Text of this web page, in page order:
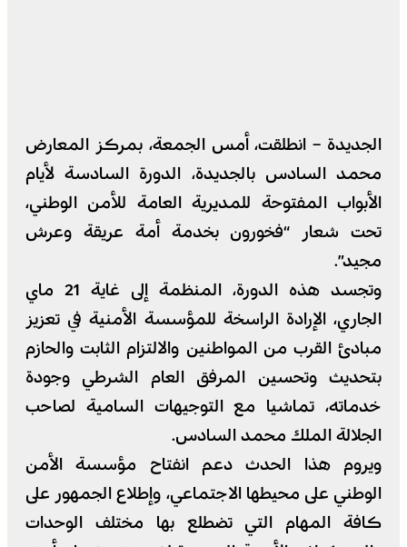
الجديدة – انطلقت، أمس الجمعة، بمركز المعارض
محمد السادس بالجديدة، الدورة السادسة لأيام
الأبواب المفتوحة للمديرية العامة للأمن الوطني،
تحت شعار “فخورون بخدمة أمة عريقة وعرش
مجيد”.
وتجسد هذه الدورة، المنظمة إلى غاية 21 ماي
الجاري، الإرادة الراسخة للمؤسسة الأمنية في تعزيز
مبادئ القرب من المواطنين والالتزام الثابت والحازم
بتحديث وتحسين المرفق العام الشرطي وجودة
خدماته، تماشيا مع التوجيهات السامية لصاحب
الجلالة الملك محمد السادس.
ويروم هذا الحدث دعم انفتاح مؤسسة الأمن
الوطني على محيطها الاجتماعي، وإطلاع الجمهور على
كافة المهام التي تضطلع بها مختلف الوحدات